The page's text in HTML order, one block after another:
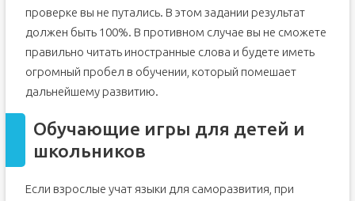
проверке вы не путались. В этом задании результат
должен быть 100%. В противном случае вы не сможете
правильно читать иностранные слова и будете иметь
огромный пробел в обучении, который помешает
дальнейшему развитию.
Обучающие игры для детей и
школьников
Если взрослые учат языки для саморазвития, при